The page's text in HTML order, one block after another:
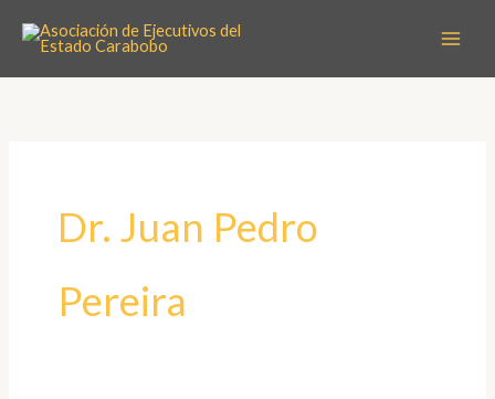
contenido
Dr. Juan Pedro
Pereira